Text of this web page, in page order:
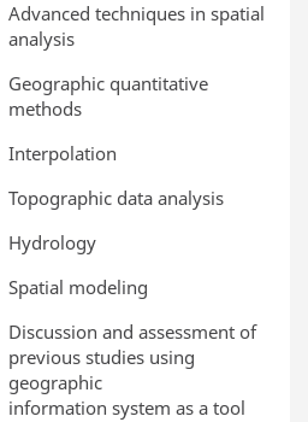
Advanced techniques in spatial
analysis
Geographic quantitative
methods
Interpolation
Topographic data analysis
Hydrology
Spatial modeling
Discussion and assessment of
previous studies using
geographic
information system as a tool